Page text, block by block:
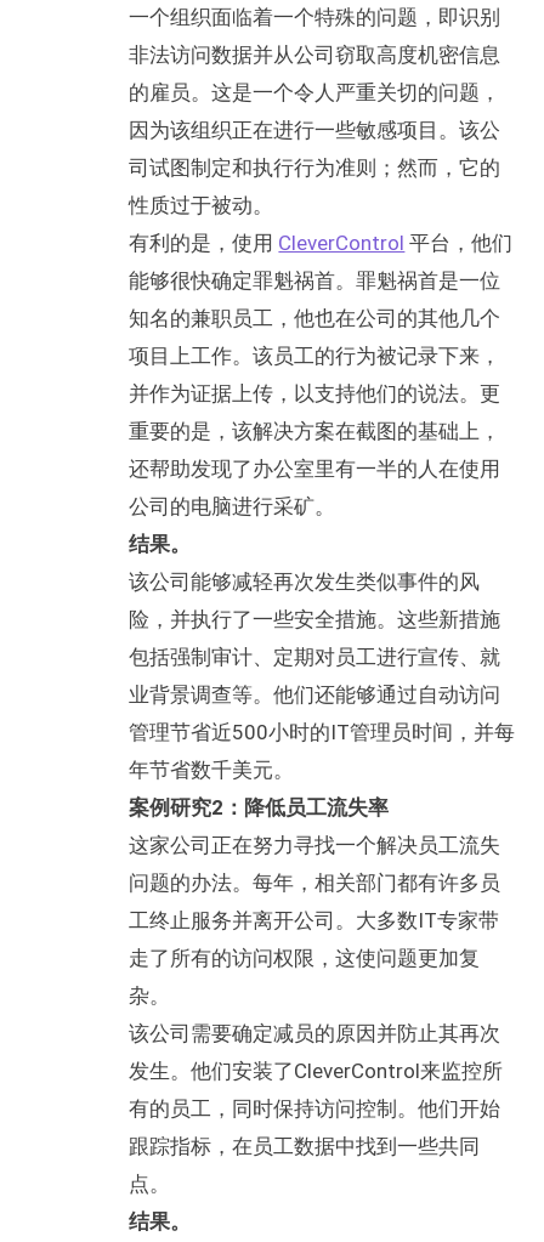
一个组织面临着一个特殊的问题，即识别
非法访问数据并从公司窃取高度机密信息
的雇员。这是一个令人严重关切的问题，
因为该组织正在进行一些敏感项目。该公
司试图制定和执行行为准则；然而，它的
性质过于被动。
有利的是，使用 CleverControl 平台，他们
能够很快确定罪魁祸首。罪魁祸首是一位
知名的兼职员工，他也在公司的其他几个
项目上工作。该员工的行为被记录下来，
并作为证据上传，以支持他们的说法。更
重要的是，该解决方案在截图的基础上，
还帮助发现了办公室里有一半的人在使用
公司的电脑进行采矿。
结果。
该公司能够减轻再次发生类似事件的风
险，并执行了一些安全措施。这些新措施
包括强制审计、定期对员工进行宣传、就
业背景调查等。他们还能够通过自动访问
管理节省近500小时的IT管理员时间，并每
年节省数千美元。
案例研究2：降低员工流失率
这家公司正在努力寻找一个解决员工流失
问题的办法。每年，相关部门都有许多员
工终止服务并离开公司。大多数IT专家带
走了所有的访问权限，这使问题更加复
杂。
该公司需要确定减员的原因并防止其再次
发生。他们安装了CleverControl来监控所
有的员工，同时保持访问控制。他们开始
跟踪指标，在员工数据中找到一些共同
点。
结果。